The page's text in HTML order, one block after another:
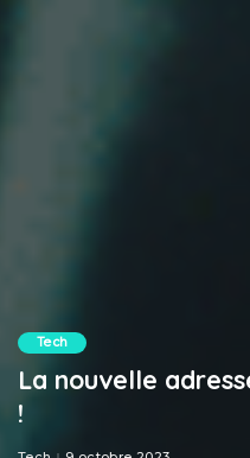
Tech
La nouvelle
!